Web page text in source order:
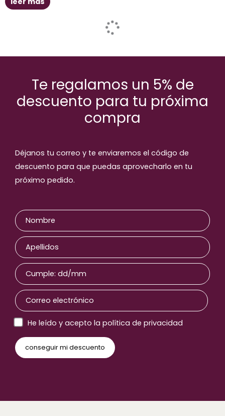
Te regalamos un 5% de
descuento para tu próxima
compra
Déjanos tu correo y te enviaremos el código de
descuento para que puedas aprovecharlo en tu
próximo pedido.
He leído y acepto la política de privacidad